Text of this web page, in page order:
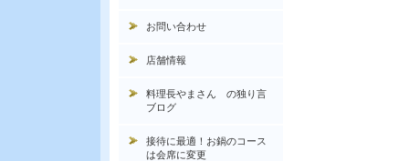
お問い合わせ
店舗情報
料理長やまさん の独り言
ブログ
接待に最適！お鍋のコース
は会席に変更